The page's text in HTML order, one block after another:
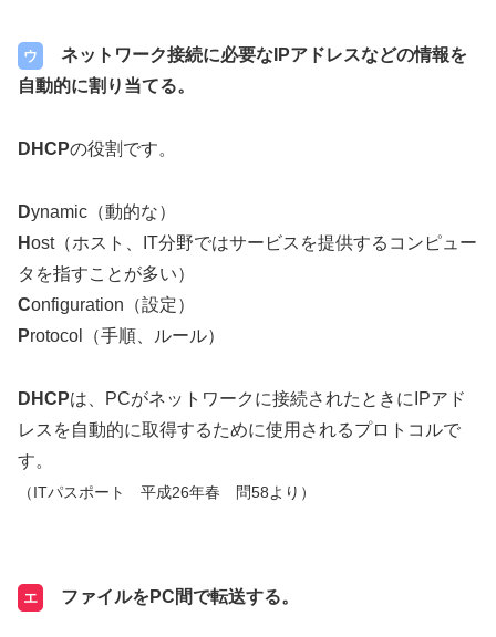
ウ
ネットワーク接続に必要なIPアドレスなどの情報を
自動的に割り当てる。
DHCPの役割です。
Dynamic（動的な）
Host（ホスト、IT分野ではサービスを提供するコンピュー
タを指すことが多い）
Configuration（設定）
Protocol（手順、ルール）
DHCPは、PCがネットワークに接続されたときにIPアド
レスを自動的に取得するために使用されるプロトコルで
す。
（ITパスポート 平成26年春 問58より）
エ ファイルをPC間で転送する。